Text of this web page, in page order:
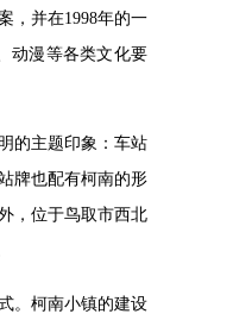
，并在1998年的一
动漫等各类文化要
的主题印象：车站
牌也配有柯南的形
，位于鸟取市西北
。柯南小镇的建设